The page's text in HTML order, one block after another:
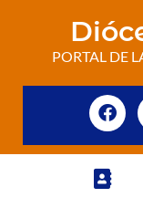
PORTAL DE